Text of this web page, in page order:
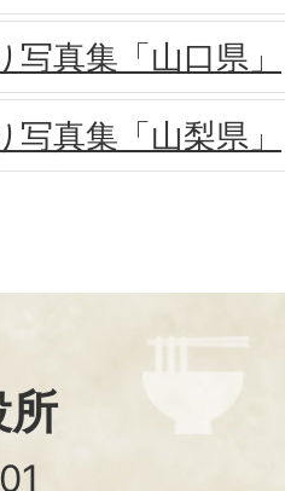
真集「山口県」
真集「山梨県」
所